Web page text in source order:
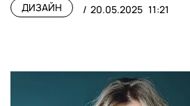
ДИЗАЙН 20.05.2025 11:21